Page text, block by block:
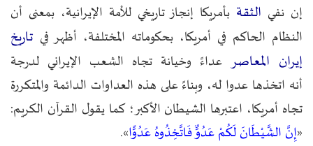
إن نفي الثقة بأمريكا إنجاز تاريخي للأمة الإيرانية، بمعنى أن
النظام الحاكم في أمريكا، بحكوماته المختلفة، أظهر في تاريخ
إيران المعاصرعداءً وخيانة تجاه الشعب الإيراني لدرجة
أنه اتخذها عدوا له، وبناءً على هذه العداوات الدائمة والمتكررة
تجاه أمريكا، اعتبرها الشيطان الأكبر؛ كما يقول القرآن الكريم:
«إِنَّ الشَّيْطَانَ لَكُمْ عَدُوٌّ فَاتَّخِذُوهُ عَدُوًّا».